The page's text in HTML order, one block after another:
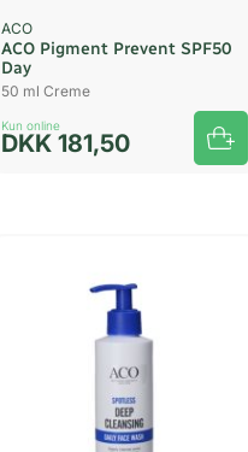
ACO
ACO Pigment Prevent SPF50
Day
50 ml Creme
Kun online
DKK 181,50